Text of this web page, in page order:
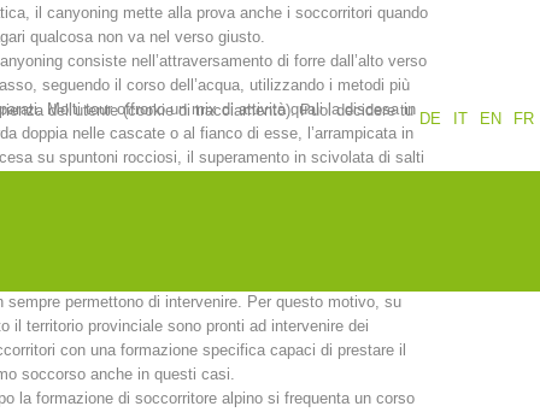
Contatti
Rapporti annuali
Formazione
il canyoning mette alla prova anche i soccorritori quando
qualcosa non va nel verso giusto.
consiste nell’attraversamento di forre dall’alto verso
seguendo il corso dell’acqua, utilizzando i metodi più
Molti tour offrono un mix di attività quali la discesa in
doppia nelle cascate o al fianco di esse, l’arrampicata in
su spuntoni rocciosi, il superamento in scivolata di salti
sempre permettono di intervenire. Per questo motivo, su
il territorio provinciale sono pronti ad intervenire dei
con una formazione specifica capaci di prestare il
soccorso anche in questi casi.
la formazione di soccorritore alpino si frequenta un corso
DE
IT EN FR
dell'utente (cookie di tracciamento). Puoi decidere tu